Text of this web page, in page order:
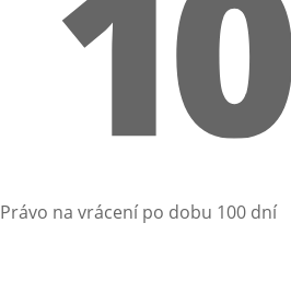
Právo na vrácení po dobu 100 dní